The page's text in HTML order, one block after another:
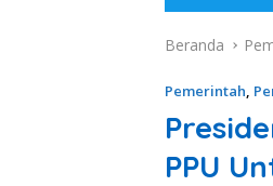
Beranda
Pemerintah,
PPU